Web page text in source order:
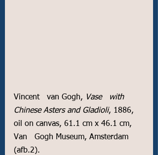
Vincent   van Gogh, Vase   with
Chinese Asters and Gladioli, 1886,
oil on canvas, 61.1 cm x 46.1 cm,
Van   Gogh Museum, Amsterdam
(afb.2).